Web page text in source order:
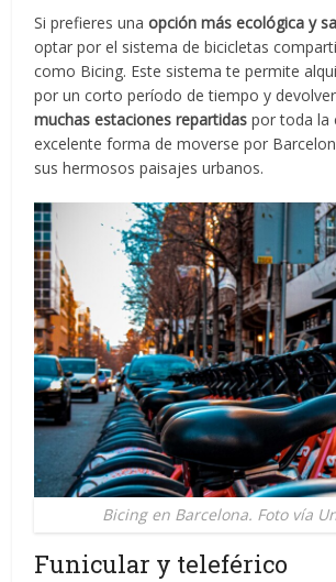
Si prefieres unaopción más ecológica y
optar por el sistema de bicicletas
como Bicing. Este sistema te permite
por un corto período de tiempo y
muchas estaciones repartidas por toda la
excelente forma de moverse por
sus hermosos paisajes urbanos.
Bicing en Barcelona. Foto vía
Funicular y teleférico